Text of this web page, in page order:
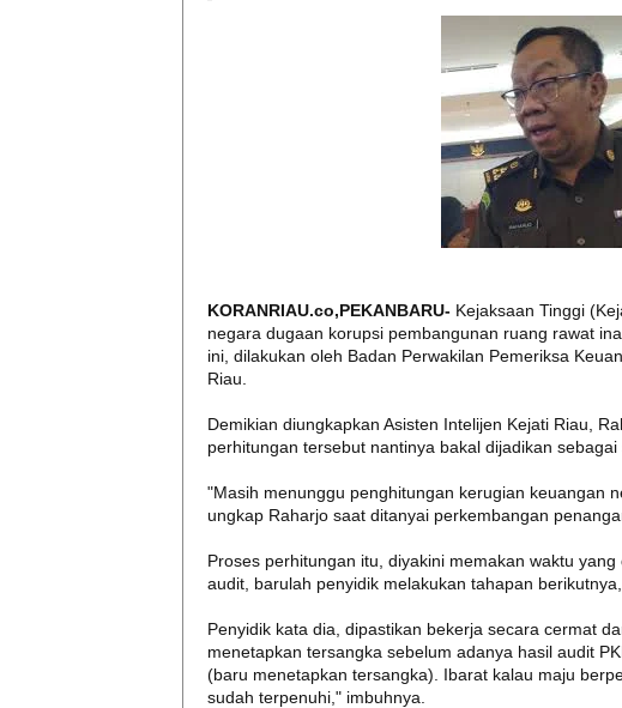
KORANRIAU.co,PEKANBARU- Kejaksaan Tinggi
negara dugaan korupsi pembangunan ruang rawat
ini, dilakukan oleh Badan Perwakilan Pemeriksa
Riau.
Demikian diungkapkan Asisten Intelijen Kejati Riau,
perhitungan tersebut nantinya bakal dijadikan
"Masih menunggu penghitungan kerugian keuangan
ungkap Raharjo saat ditanyai perkembangan
Proses perhitungan itu, diyakini memakan waktu
audit, barulah penyidik melakukan tahapan
Penyidik kata dia, dipastikan bekerja secara cermat
menetapkan tersangka sebelum adanya hasil audit
(baru menetapkan tersangka). Ibarat kalau maju
sudah terpenuhi," imbuhnya.